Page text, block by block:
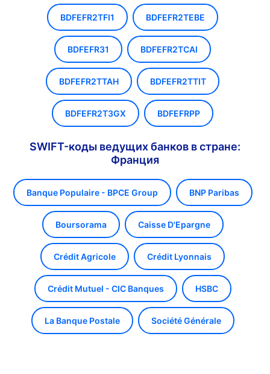
BDFEFR2TFI1 BDFEFR2TEBE
BDFEFR31 BDFEFR2TCAI
BDFEFR2TTAH BDFEFR2TTIT
BDFEFR2T3GX BDFEFRPP
SWIFT-коды ведущих банков в стране:
Франция
Banque Populaire - BPCE Group BNP Paribas
Boursorama Caisse D'Epargne
Crédit Agricole Crédit Lyonnais
Crédit Mutuel - CIC Banques HSBC
La Banque Postale Société Générale